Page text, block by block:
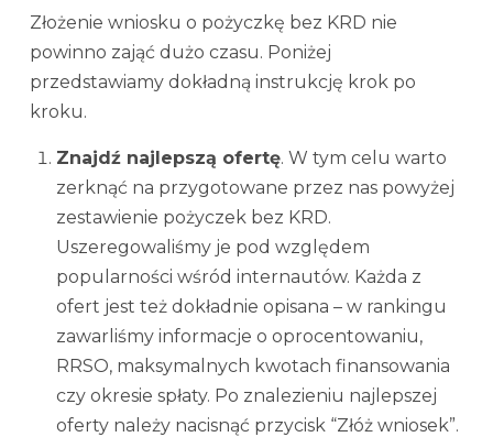
Złożenie wniosku o pożyczkę bez KRD nie
powinno zająć dużo czasu. Poniżej
przedstawiamy dokładną instrukcję krok po
kroku.
Znajdź najlepszą ofertę. W tym celu warto
zerknąć na przygotowane przez nas powyżej
zestawienie pożyczek bez KRD.
Uszeregowaliśmy je pod względem
popularności wśród internautów. Każda z
ofert jest też dokładnie opisana – w rankingu
zawarliśmy informacje o oprocentowaniu,
RRSO, maksymalnych kwotach finansowania
czy okresie spłaty. Po znalezieniu najlepszej
oferty należy nacisnąć przycisk “Złóż wniosek”.